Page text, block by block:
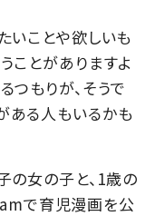
いことや欲しいも
ことがありますよ
つもりが、そうで
ある人もいるかも
女の子と、1歳の
で育児漫画を公